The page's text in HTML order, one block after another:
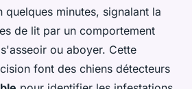
quelques minutes, signalant la
de lit par un comportement
ou aboyer. Cette
font des chiens détecteurs